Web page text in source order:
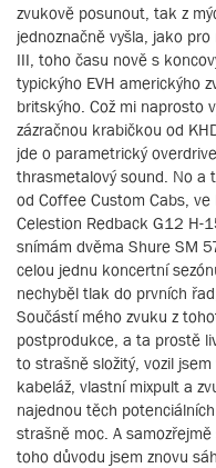
zvukově posunout, tak z
jednoznačně vyšla, jako
III, toho času nově s
typickýho EVH americkýho
britskýho. Což mi naprosto
zázračnou krabičkou od
jde o parametrický
thrasmetalový sound. No a
od Coffee Custom Cabs,
Celestion Redback G12 H-
snímám dvěma Shure SM
celou jednu koncertní
nechyběl tlak do prvních
Součástí mého zvuku z
postprodukce, a ta prostě
to strašně složitý, vozil
kabeláž, vlastní mixpult a
najednou těch
strašně moc. A
toho důvodu jsem znovu